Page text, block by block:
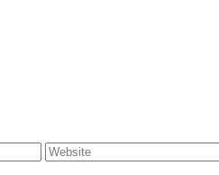
Website